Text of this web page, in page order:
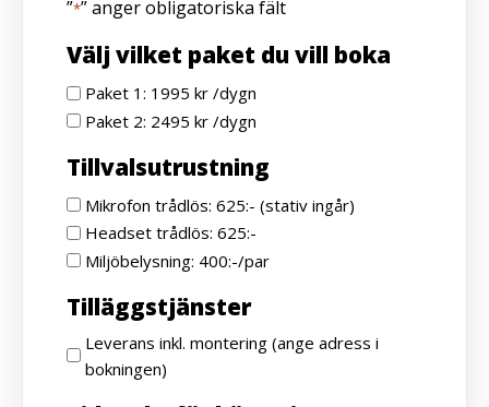
”*” anger obligatoriska fält
Välj vilket paket du vill boka
Paket 1: 1995 kr /dygn
Paket 2: 2495 kr /dygn
Tillvalsutrustning
Mikrofon trådlös: 625:- (stativ ingår)
Headset trådlös: 625:-
Miljöbelysning: 400:-/par
Tilläggstjänster
Leverans inkl. montering (ange adress i
bokningen)